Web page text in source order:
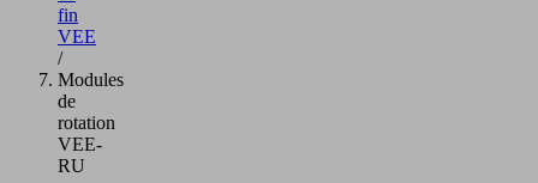
fin
VEE
/
Modules
de
rotation
VEE-
RU